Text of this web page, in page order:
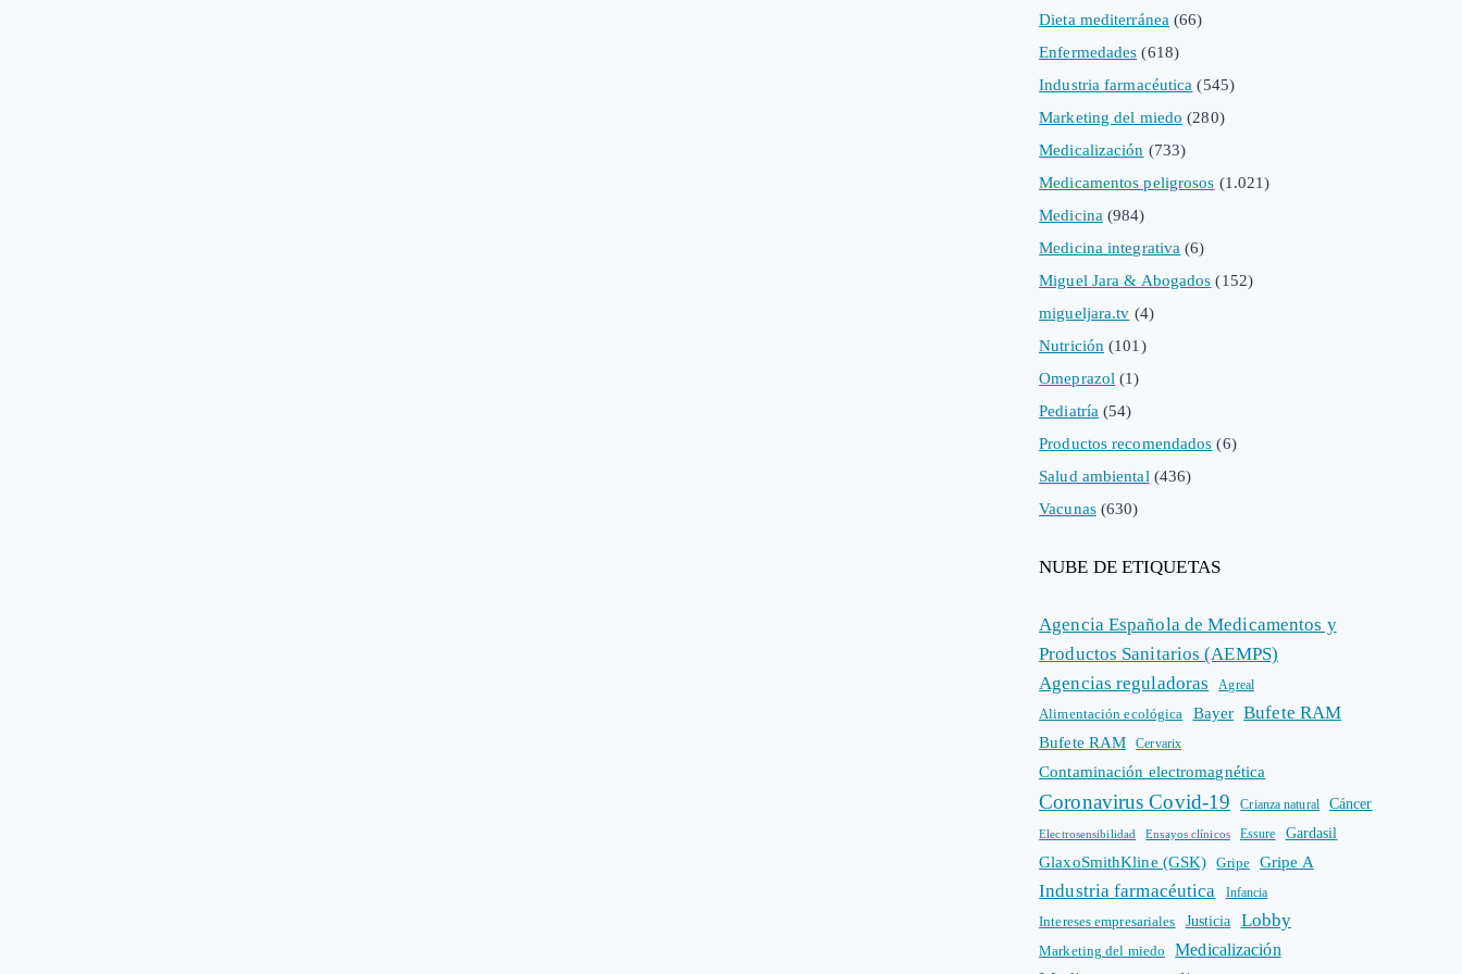
Dieta mediterránea (66)
Enfermedades (618)
Industria farmacéutica (545)
Marketing del miedo (280)
Medicalización (733)
Medicamentos peligrosos (1.021)
Medicina (984)
Medicina integrativa (6)
Miguel Jara & Abogados (152)
migueljara.tv (4)
Nutrición (101)
Omeprazol (1)
Pediatría (54)
Productos recomendados (6)
Salud ambiental (436)
Vacunas(630)
NUBE DE ETIQUETAS
Agencia Española de Medicamentos y
Productos Sanitarios (AEMPS)
Agencias reguladoras
Agreal
Alimentación ecológica Bayer Bufete RAM
Bufete RAM Cervarix
Contaminación electromagnética
Coronavirus Covid-19 Crianza natural Cáncer
Electrosensibilidad Ensayos clínicos Essure Gardasil
GlaxoSmithKline (GSK) Gripe Gripe A
Industria farmacéutica Infancia
Intereses empresariales Justicia Lobby
Marketing del miedo Medicalización